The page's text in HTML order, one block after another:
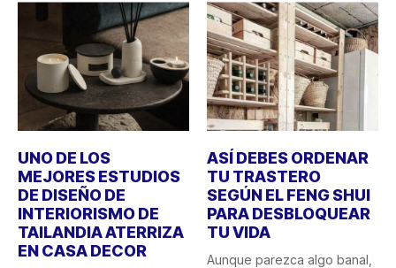
UNO DE LOS
MEJORES ESTUDIOS
DE DISEÑO DE
INTERIORISMO DE
TAILANDIA ATERRIZA
EN CASA DECOR
ASÍ DEBES ORDENAR
TU TRASTERO
SEGÚN EL FENG SHUI
PARA DESBLOQUEAR
TU VIDA
Aunque parezca algo banal,